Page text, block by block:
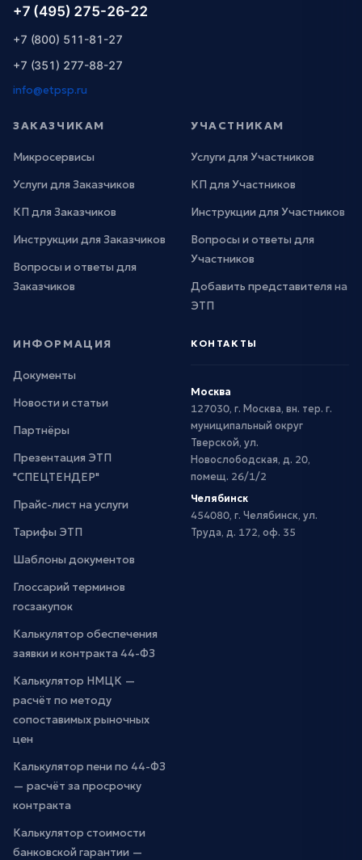
+7 (495) 275-26-22
+7 (800) 511-81-27
+7 (351) 277-88-27
info@etpsp.ru
ЗАКАЗЧИКАМ
Микросервисы
Услуги для Заказчиков
КП для Заказчиков
Инструкции для Заказчиков
Вопросы и ответы для
Заказчиков
УЧАСТНИКАМ
Услуги для Участников
КП для Участников
Инструкции для Участников
Вопросы и ответы для
Участников
Добавить представителя на
ЭТП
ИНФОРМАЦИЯ
Документы
Новости и статьи
Партнёры
Презентация ЭТП
"СПЕЦТЕНДЕР"
Прайс-лист на услуги
Тарифы ЭТП
Шаблоны документов
Глоссарий терминов
госзакупок
Калькулятор обеспечения
заявки и контракта 44-ФЗ
Калькулятор НМЦК —
расчёт по методу
сопоставимых рыночных
цен
Калькулятор пени по 44-ФЗ
— расчёт за просрочку
контракта
Калькулятор стоимости
банковской гарантии —
КОНТАКТЫ
Москва
127030, г. Москва, вн. тер. г.
муниципальный округ
Тверской, ул.
Новослободская, д. 20,
помещ. 26/1/2
Челябинск
454080, г. Челябинск, ул.
Труда, д. 172, оф. 35